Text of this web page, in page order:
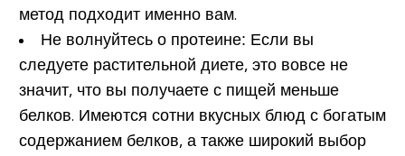
метод подходит именно вам.
Не волнуйтесь о протеине: Если вы
следуете растительной диете, это вовсе не
значит, что вы получаете с пищей меньше
белков. Имеются сотни вкусных блюд с богатым
содержанием белков, а также широкий выбор